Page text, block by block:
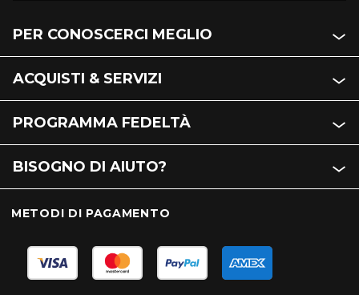
PER CONOSCERCI MEGLIO
ACQUISTI & SERVIZI
PROGRAMMA FEDELTÀ
BISOGNO DI AIUTO?
METODI DI PAGAMENTO